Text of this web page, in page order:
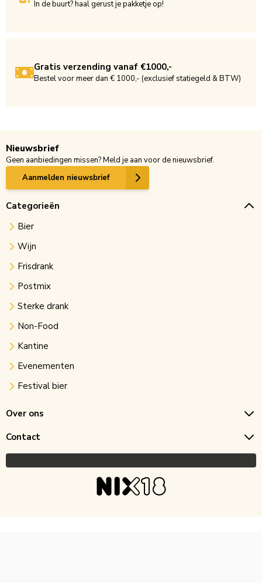
In de buurt? haal gerust je pakketje op!
Gratis verzending vanaf €1000,-
Bestel voor meer dan € 1000,- (exclusief statiegeld & BTW)
Nieuwsbrief
Geen aanbiedingen missen? Meld je aan voor de nieuwsbrief.
Aanmelden nieuwsbrief
Categorieën
Bier
Wijn
Frisdrank
Postmix
Sterke drank
Non-Food
Kantine
Evenementen
Festival bier
Over ons
Contact